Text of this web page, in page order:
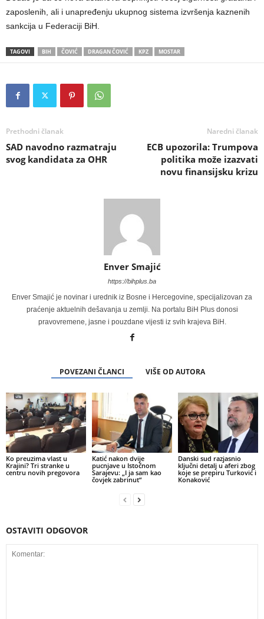
zaposlenih, ali i unapređenju ukupnog sistema izvršenja kaznenih
sankcija u Federaciji BiH.
TAGOVI BIH ČOVIĆ DRAGAN ČOVIĆ KPZ MOSTAR
Prethodni članak
SAD navodno razmatraju
svog kandidata za OHR
Naredni članak
ECB upozorila: Trumpova
politika može izazvati
novu finansijsku krizu
Enver Smajić
https://bihplus.ba
Enver Smajić je novinar i urednik iz Bosne i Hercegovine, specijalizovan za
praćenje aktuelnih dešavanja u zemlji. Na portalu BiH Plus donosi
pravovremene, jasne i pouzdane vijesti iz svih krajeva BiH.
POVEZANI ČLANCI VIŠE OD AUTORA
Ko preuzima vlast u
Krajini? Tri stranke u
centru novih pregovora
Katić nakon dvije
pucnjave u Istočnom
Sarajevu: „I ja sam kao
čovjek zabrinut“
Danski sud razjasnio
ključni detalj u aferi zbog
koje se prepiru Turković i
Konaković
OSTAVITI ODGOVOR